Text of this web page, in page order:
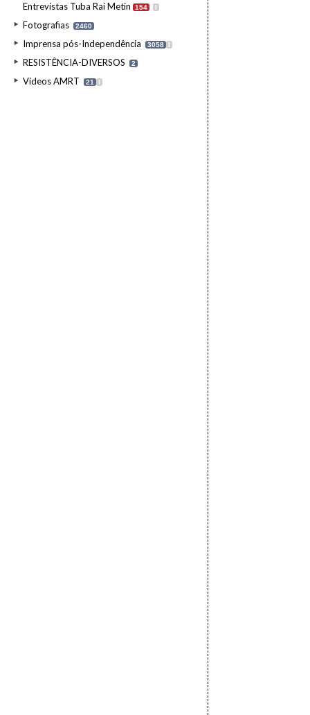
Entrevistas Tuba Rai Metin 154 I
Fotografias 2460
Imprensa pós-Independência 3058 I
RESISTÊNCIA-DIVERSOS 2
Videos AMRT 21 I